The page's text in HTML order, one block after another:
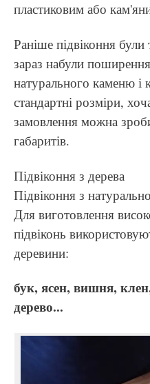
пластиковим або
Раніше підвіконня
зараз набули
натурального каменю
стандартні розміри,
замовлення можна
габаритів.
Підвіконня з дерева
Підвіконня з
Для виготовлення
підвіконь
деревини:
бук, ясен, вишня,
дерево...